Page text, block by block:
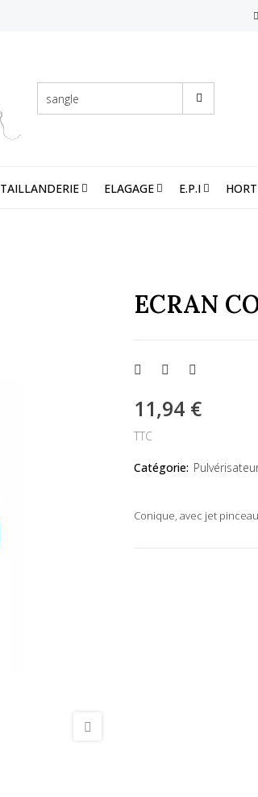
TAILLANDERIE ELAGAGE E.P.I
ECRAN
11,94 €
TTC
Catégorie:
Conique, avec jet